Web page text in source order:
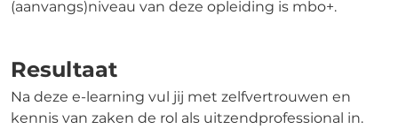
(aanvangs)niveau van deze opleiding is mbo+.
Resultaat
Na deze e-learning vul jij met zelfvertrouwen en
kennis van zaken de rol als uitzendprofessional in.